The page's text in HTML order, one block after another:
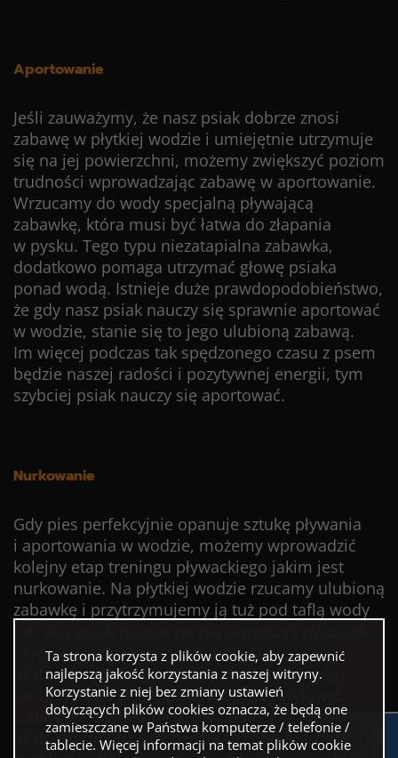
Aportowanie
Jeśli zauważymy, że nasz psiak dobrze znosi
zabawę w płytkiej wodzie i umiejętnie utrzymuje
się na jej powierzchni, możemy zwiększyć poziom
trudności wprowadzając zabawę w aportowanie.
Wrzucamy do wody specjalną pływającą
zabawkę, która musi być łatwa do złapania
w pysku. Tego typu niezatapialna zabawka,
dodatkowo pomaga utrzymać głowę psiaka
ponad wodą. Istnieje duże prawdopodobieństwo,
że gdy nasz psiak nauczy się sprawnie aportować
w wodzie, stanie się to jego ulubioną zabawą.
Im więcej podczas tak spędzonego czasu z psem
będzie naszej radości i pozytywnej energii, tym
szybciej psiak nauczy się aportować.
Nurkowanie
Gdy pies perfekcyjnie opanuje sztukę pływania
i aportowania w wodzie, możemy wprowadzić
kolejny etap treningu pływackiego jakim jest
nurkowanie. Na płytkiej wodzie rzucamy ulubioną
zabawkę i przytrzymujemy ją tuż pod taflą wody
Stopniowo zwiększamy głębokość,
aż do momentu, gdy nasz psiak będzie mógł
zanurzyć całą głowę pod wodę, aby wyłowić
zabawkę. Powtórzmy to ćwiczenie kilka razy,
aż do momentu, gdy będzie to robił bez żadnego
Ta strona korzysta z plików cookie, aby zapewnić
najlepszą jakość korzystania z naszej witryny.
Korzystanie z niej bez zmiany ustawień
dotyczących plików cookies oznacza, że będą one
zamieszczane w Państwa komputerze / telefonie /
tablecie. Więcej informacji na temat plików cookie